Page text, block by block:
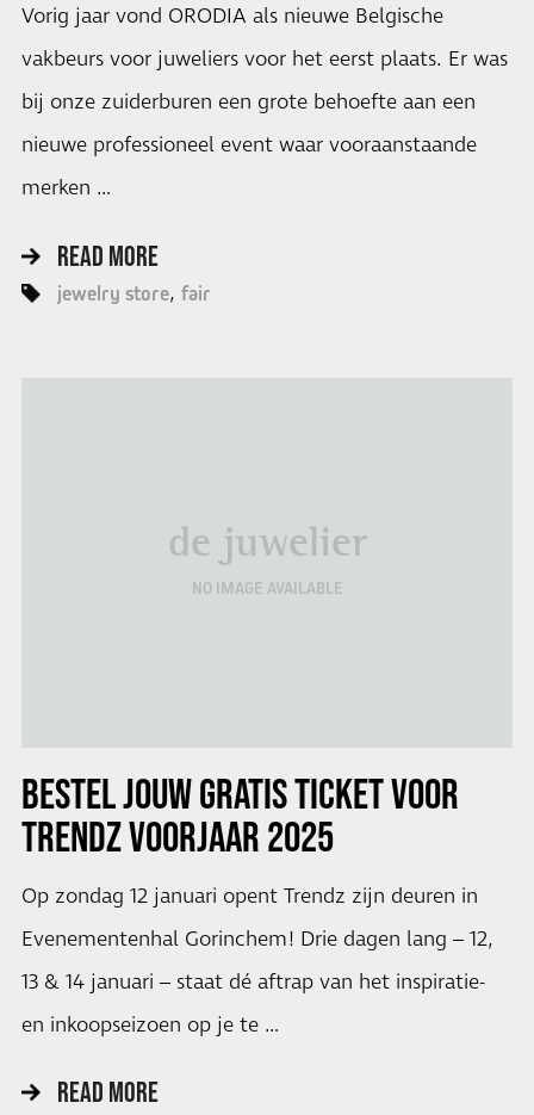
Vorig jaar vond ORODIA als nieuwe Belgische
vakbeurs voor juweliers voor het eerst plaats. Er was
bij onze zuiderburen een grote behoefte aan een
nieuwe professioneel event waar vooraanstaande
merken …
READ MORE
jewelry store fair
de juwelier
NO IMAGE AVAILABLE
BESTEL JOUW GRATIS TICKET VOOR
TRENDZ VOORJAAR 2025
Op zondag 12 januari opent Trendz zijn deuren in
Evenementenhal Gorinchem! Drie dagen lang – 12,
13 & 14 januari – staat dé aftrap van het inspiratie-
en inkoopseizoen op je te …
READ MORE